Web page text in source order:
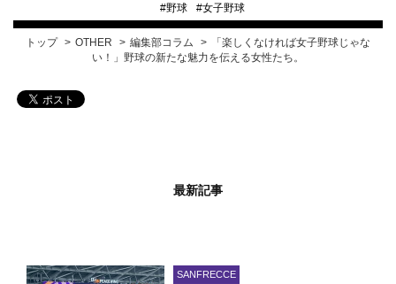
#野球 #女子野球
トップ OTHER 編集部コラム
「楽しくなければ女子野球じゃな
い！」野球の新たな魅力を伝える女性たち。
最新記事
SANFRECCE